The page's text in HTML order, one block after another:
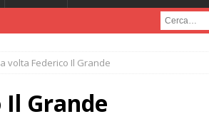
Cerca :
volta Federico Il Grande
Il Grande